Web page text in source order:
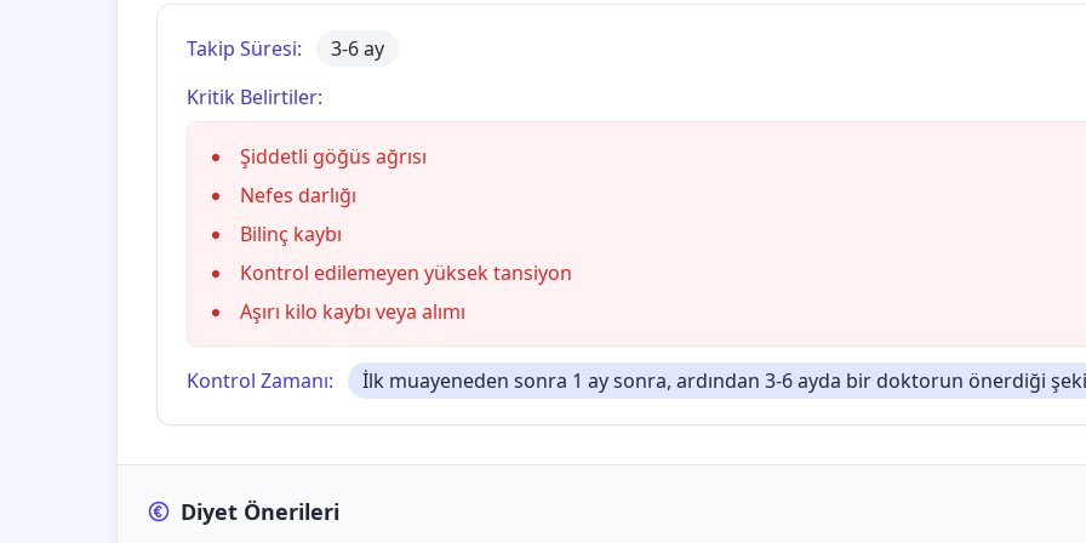
Takip Süresi:
3-6 ay
Kritik Belirtiler:
Şiddetli göğüs ağrısı
Nefes darlığı
Bilinç kaybı
Kontrol edilemeyen yüksek tansiyon
Aşırı kilo kaybı veya alımı
Kontrol Zamanı: İlk muayeneden sonra 1 ay sonra, ardından 3-6 ayda bir doktorun önerdiği
Diyet Önerileri